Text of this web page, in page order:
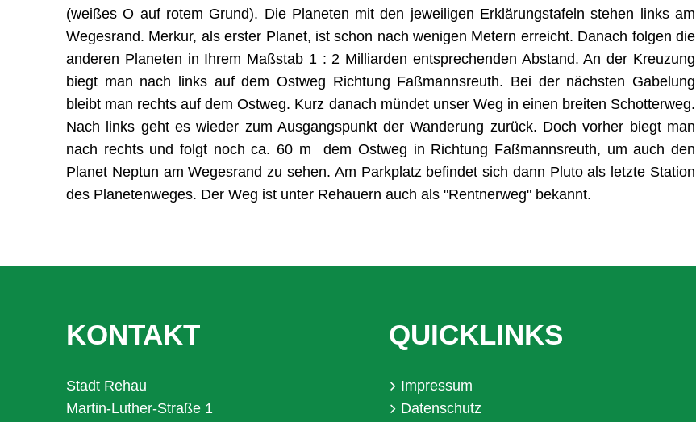
(weißes O auf rotem Grund). Die Planeten mit den jeweiligen Erklärungstafeln stehen links am
Wegesrand. Merkur, als erster Planet, ist schon nach wenigen Metern erreicht. Danach folgen die
anderen Planeten in Ihrem Maßstab 1 : 2 Milliarden entsprechenden Abstand. An der Kreuzung
biegt man nach links auf dem Ostweg Richtung Faßmannsreuth. Bei der nächsten Gabelung
bleibt man rechts auf dem Ostweg. Kurz danach mündet unser Weg in einen breiten Schotterweg.
Nach links geht es wieder zum Ausgangspunkt der Wanderung zurück. Doch vorher biegt man
nach rechts und folgt noch ca. 60 m dem Ostweg in Richtung Faßmannsreuth, um auch den
Planet Neptun am Wegesrand zu sehen. Am Parkplatz befindet sich dann Pluto als letzte Station
des Planetenweges. Der Weg ist unter Rehauern auch als "Rentnerweg" bekannt.
KONTAKT
Stadt Rehau
Martin-Luther-Straße 1
QUICKLINKS
Impressum
Datenschutz